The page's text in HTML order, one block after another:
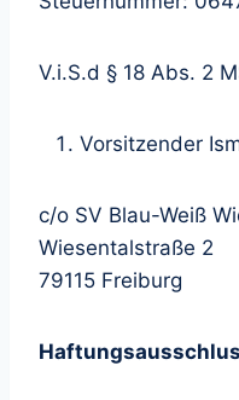
V.i.S.d § 18 Abs. 2
Vorsitzender
c/o SV Blau-Weiß
Wiesentalstraße 2
79115 Freiburg